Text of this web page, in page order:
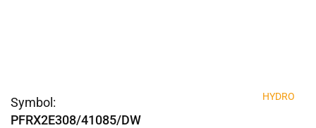
Symbol:
PFRX2E308/41085/DW
HYDRO